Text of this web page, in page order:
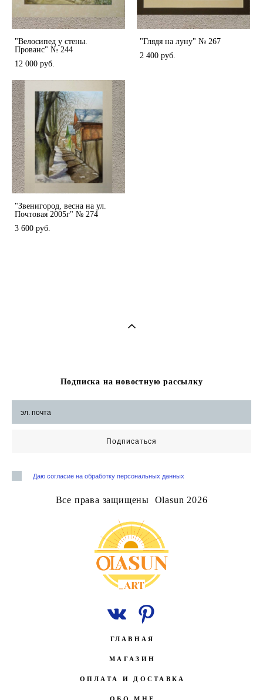
"Велосипед у стены.
Прованс" № 244
12 000 pуб.
"Глядя на луну" № 267
2 400 pуб.
"Звенигород, весна на ул.
Почтовая 2005г" № 274
3 600 pуб.
Подписка на новостную рассылку
Подписаться
Даю согласие на обработку персональных данных
Все права защищены Olasun 2026
ГЛАВНАЯ
МАГАЗИН
ОПЛАТА И ДОСТАВКА